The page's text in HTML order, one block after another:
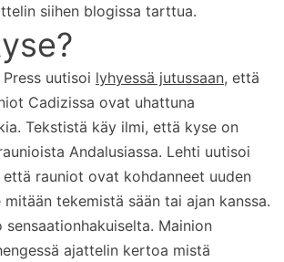
siihen blogissa tarttua.
uutisoi lyhyessä jutussaan, että
Cadizissa ovat uhattuna
Tekstistä käy ilmi, että kyse on
Andalusiassa. Lehti uutisoi
rauniot ovat kohdanneet uuden
mitään tekemistä sään tai ajan kanssa.
sensaationhakuiselta. Mainion
ajattelin kertoa mistä